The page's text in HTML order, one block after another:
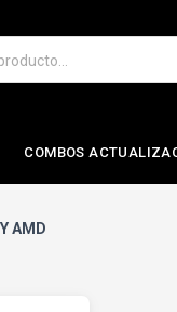
COMBOS
AMD